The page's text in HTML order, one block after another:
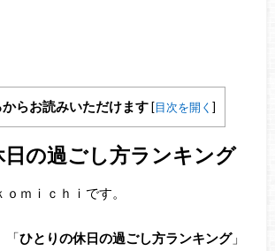
らお読みいただけます [目次を開く ]
の過ごし方ランキング
ｍｉｃｈｉです。
「ひとりの休日の過ごし方ランキング」